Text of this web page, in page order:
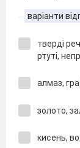
варіанти
тверді
ртуті,
алмаз,
золото,
кисень,